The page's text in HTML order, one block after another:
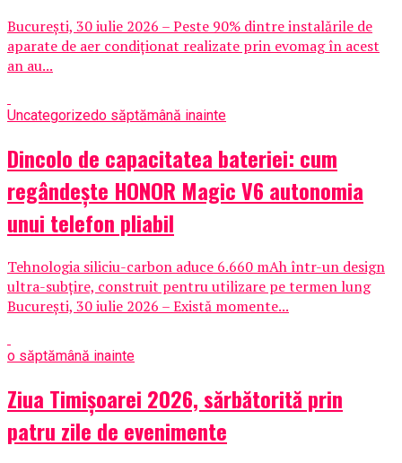
București, 30 iulie 2026 – Peste 90% dintre instalările de
aparate de aer condiționat realizate prin evomag în acest
an au...
Uncategorizedo săptămână inainte
Dincolo de capacitatea bateriei: cum
regândește HONOR Magic V6 autonomia
unui telefon pliabil
Tehnologia siliciu-carbon aduce 6.660 mAh într-un design
ultra-subțire, construit pentru utilizare pe termen lung
București, 30 iulie 2026 – Există momente...
o săptămână inainte
Ziua Timișoarei 2026, sărbătorită prin
patru zile de evenimente